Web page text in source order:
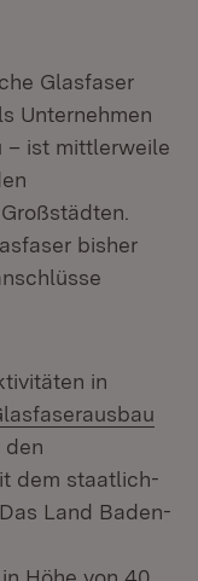
Glasfaser
Unternehmen
– ist mittlerweile
bisher
in
in neuem
den
dem staatlich-
Land Baden-